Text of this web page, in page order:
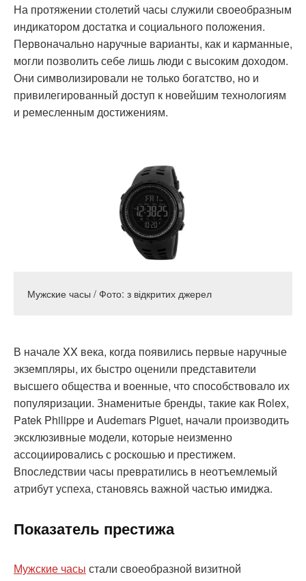
На протяжении столетий часы служили своеобразным
индикатором достатка и социального положения.
Первоначально наручные варианты, как и карманные,
могли позволить себе лишь люди с высоким доходом.
Они символизировали не только богатство, но и
привилегированный доступ к новейшим технологиям
и ремесленным достижениям.
Мужские часы / Фото: з відкритих джерел
В начале XX века, когда появились первые наручные
экземпляры, их быстро оценили представители
высшего общества и военные, что способствовало их
популяризации. Знаменитые бренды, такие как Rolex,
Patek Philippe и Audemars Piguet, начали производить
эксклюзивные модели, которые неизменно
ассоциировались с роскошью и престижем.
Впоследствии часы превратились в неотъемлемый
атрибут успеха, становясь важной частью имиджа.
Показатель престижа
Мужские часы стали своеобразной визитной